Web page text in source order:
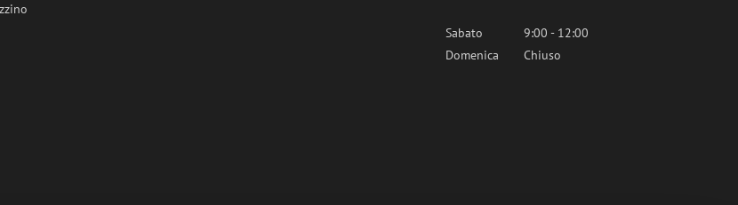
Sabato
9:00 - 12:00
Domenica
Chiuso